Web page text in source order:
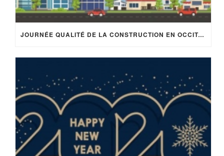
JOURNÉE QUALITÉ DE LA CONSTRUCTION EN OCCITANIE – 18 MARS 2020